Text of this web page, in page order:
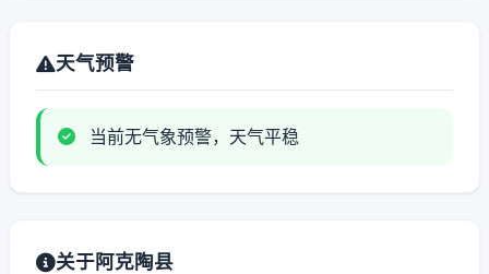
天气预警
当前无气象预警，天气平稳
关于阿克陶县